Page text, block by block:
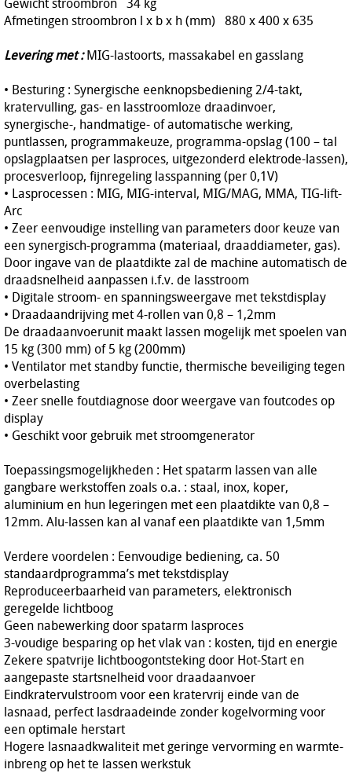
Afmetingen stroombron l x b x h (mm) 880 x 400 x 635
Levering met :MIG-lastoorts, massakabel en gasslang
• Besturing : Synergische eenknopsbediening 2/4-takt,
kratervulling, gas- en lasstroomloze draadinvoer,
synergische-, handmatige- of automatische werking,
puntlassen, programmakeuze, programma-opslag (100 – tal
opslagplaatsen per lasproces, uitgezonderd elektrode-lassen),
procesverloop, fijnregeling lasspanning (per 0,1V)
• Lasprocessen : MIG, MIG-interval, MIG/MAG, MMA, TIG-lift-
Arc
• Zeer eenvoudige instelling van parameters door keuze van
een synergisch-programma (materiaal, draaddiameter, gas).
Door ingave van de plaatdikte zal de machine automatisch de
draadsnelheid aanpassen i.f.v. de lasstroom
• Digitale stroom- en spanningsweergave met tekstdisplay
• Draadaandrijving met 4-rollen van 0,8 – 1,2mm
De draadaanvoerunit maakt lassen mogelijk met spoelen van
15 kg (300 mm) of 5 kg (200mm)
• Ventilator met standby functie, thermische beveiliging tegen
overbelasting
• Zeer snelle foutdiagnose door weergave van foutcodes op
display
• Geschikt voor gebruik met stroomgenerator
Toepassingsmogelijkheden : Het spatarm lassen van alle
gangbare werkstoffen zoals o.a. : staal, inox, koper,
aluminium en hun legeringen met een plaatdikte van 0,8 –
12mm. Alu-lassen kan al vanaf een plaatdikte van 1,5mm
Verdere voordelen : Eenvoudige bediening, ca. 50
standaardprogramma’s met tekstdisplay
Reproduceerbaarheid van parameters, elektronisch
geregelde lichtboog
Geen nabewerking door spatarm lasproces
3-voudige besparing op het vlak van : kosten, tijd en energie
Zekere spatvrije lichtboogontsteking door Hot-Start en
aangepaste startsnelheid voor draadaanvoer
Eindkratervulstroom voor een kratervrij einde van de
lasnaad, perfect lasdraadeinde zonder kogelvorming voor
een optimale herstart
Hogere lasnaadkwaliteit met geringe vervorming en warmte-
inbreng op het te lassen werkstuk